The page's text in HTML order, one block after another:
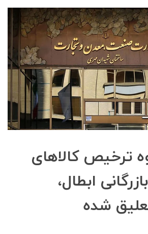
ترخیص کالاهای
ابطال،
شده